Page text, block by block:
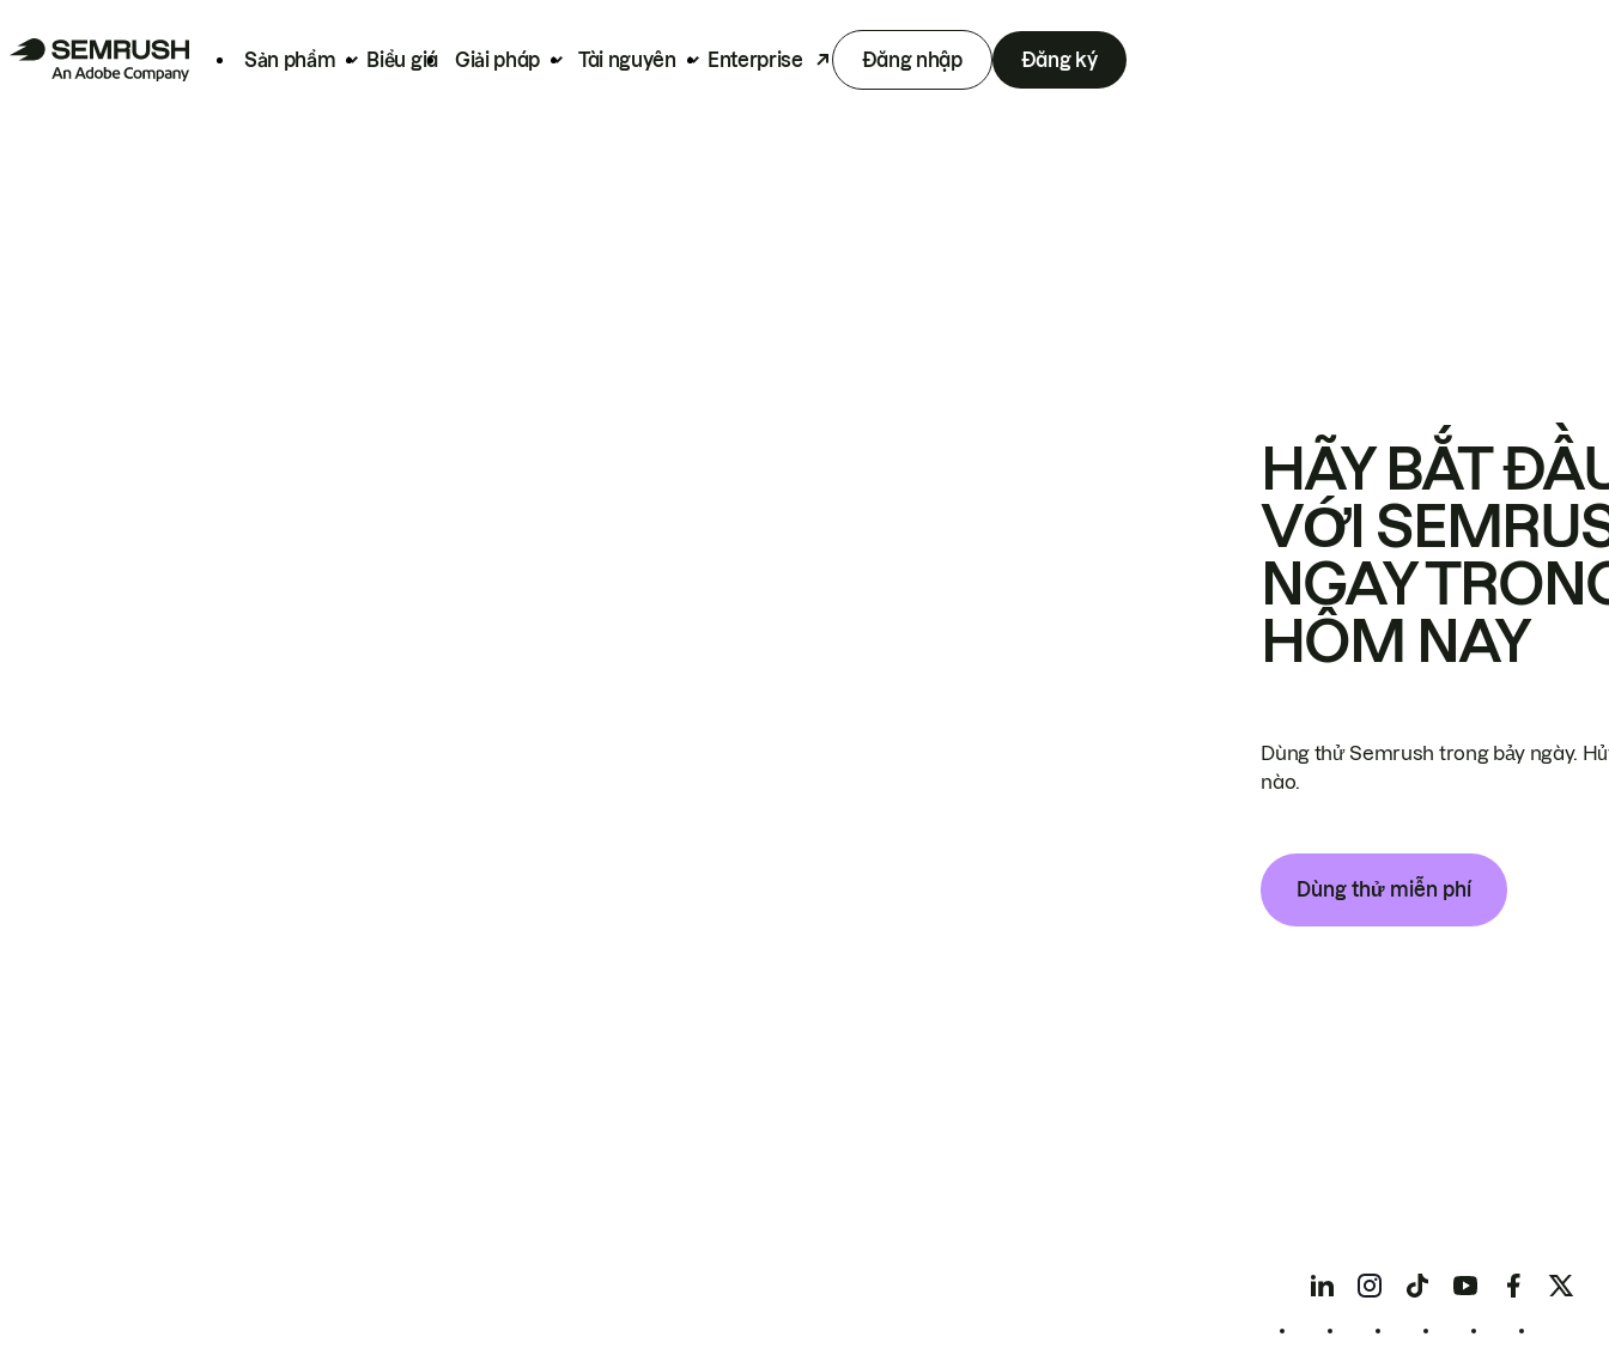
Sản phẩm Biểu giá Giải pháp Tài nguyên Enterprise Đăng nhập Đăng ký
HÃY BẮT
VỚI
NGAY
HÔM NAY
Dùng thử Semrush trong bảy ngày.
nào.
Dùng thử miễn phí